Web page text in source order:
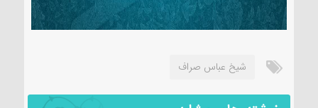
شیخ عباس صراف